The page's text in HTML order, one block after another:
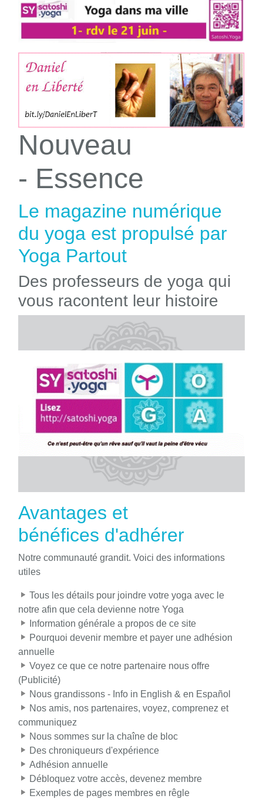
Nouveau
- Essence
Le magazine numérique
du yoga est propulsé par
Yoga Partout
Des professeurs de yoga qui
vous racontent leur histoire
Avantages et
bénéfices d'adhérer
Notre communauté grandit. Voici des informations
utiles
Tous les détails pour joindre votre yoga avec le
notre afin que cela devienne notre Yoga
Information générale a propos de ce site
Pourquoi devenir membre et payer une adhésion
annuelle
Voyez ce que ce notre partenaire nous offre
(Publicité)
Nous grandissons - Info in English & en Español
Nos amis, nos partenaires, voyez, comprenez et
communiquez
Nous sommes sur la chaîne de bloc
Des chroniqueurs d'expérience
Adhésion annuelle
Débloquez votre accès, devenez membre
Exemples de pages membres en rêgle